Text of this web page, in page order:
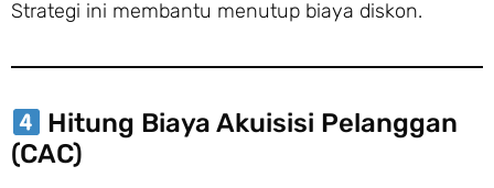
Strategi ini membantu menutup biaya diskon.
Hitung Biaya Akuisisi Pelanggan
(CAC)